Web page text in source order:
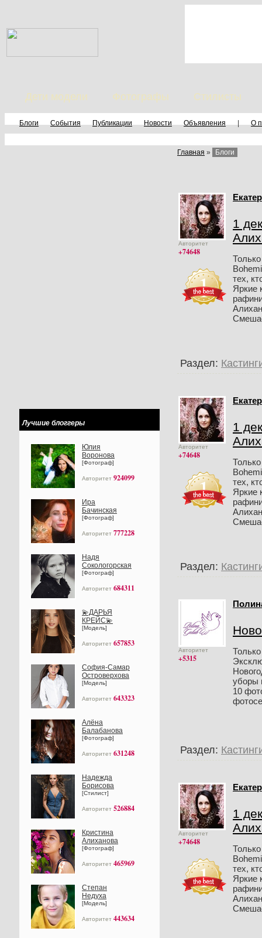
Дети модели Фотографы Стилисты
Блоги События Публикации Новости Объявления | О
Лучшие блоггеры
Юлия
Воронова
[Фотограф]
Авторитет 924099
Ира
Бачинская
[Фотограф]
Авторитет 777228
Надя
Сокологорская
[Фотограф]
Авторитет 684311
💫ДАРЬЯ
КРЕЙС💫
[Модель]
Авторитет 657853
София-Самар
Островерхова
[Модель]
Авторитет 643323
Алёна
Балабанова
[Фотограф]
Авторитет 631248
Надежда
Борисова
[Стилист]
Авторитет 526884
Кристина
Алиханова
[Фотограф]
Авторитет 465969
Степан
Недуха
[Модель]
Авторитет 443634
Главная » Блоги
Авторитет
+74648
1
тех,
Яркие
Раздел:
Авторитет
+74648
1
тех,
Яркие
Раздел:
Авторитет
+5315
уборы
10
Раздел:
Авторитет
+74648
1
тех,
Яркие